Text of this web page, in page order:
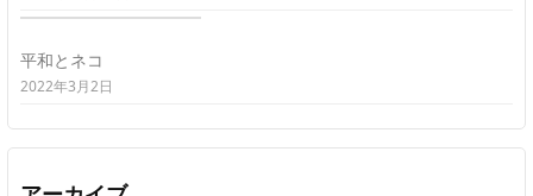
平和とネコ
2022年3月2日